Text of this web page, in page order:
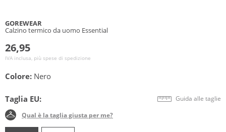
GOREWEAR
Calzino termico da uomo Essential
26,95
IVA inclusa, più spese di spedizione
Colore: Nero
Taglia EU: Guida alle taglie
Qual è la taglia giusta per me?